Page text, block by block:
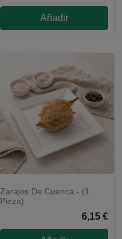
Añadir
Zarajos De Cuenca - (1
Pieza)
6,15 €